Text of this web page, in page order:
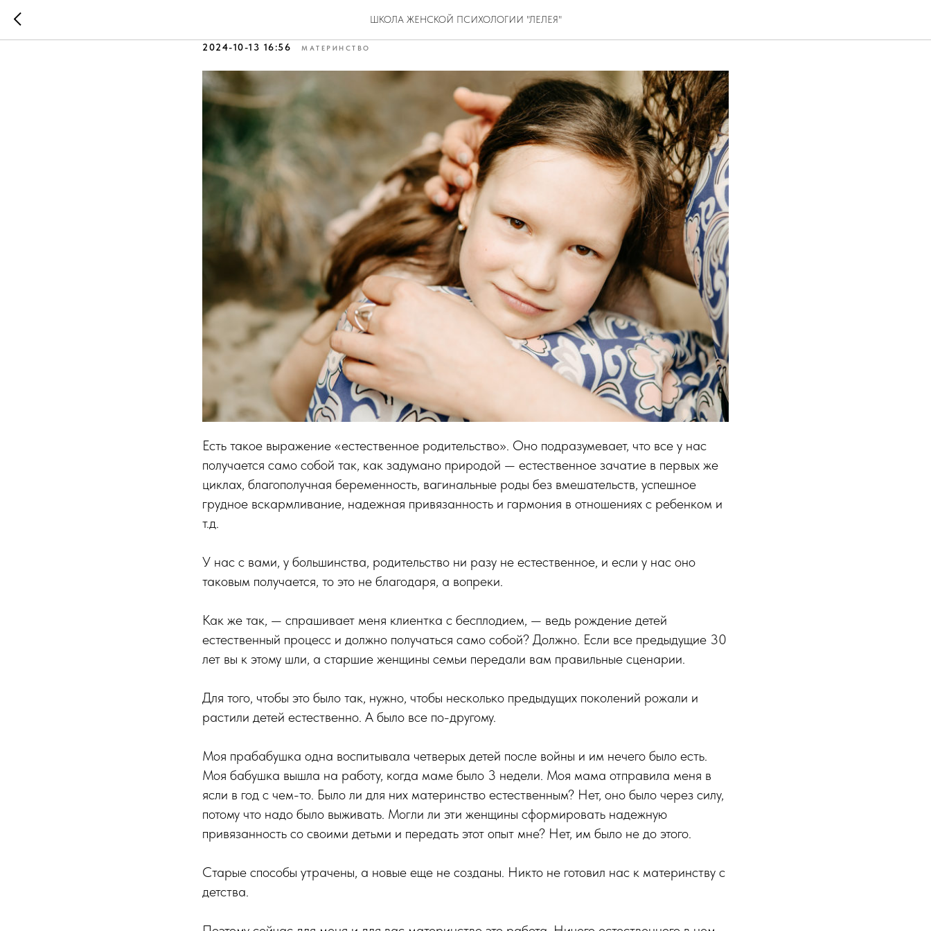
ШКОЛА ЖЕНСКОЙ ПСИХОЛОГИИ "ЛЕЛЕЯ"
Самая трудная работа
2024-10-13 16:56 МАТЕРИНСТВО
Есть такое выражение «естественное родительство». Оно подразумевает, что все у нас
получается само собой так, как задумано природой — естественное зачатие в первых же
циклах, благополучная беременность, вагинальные роды без вмешательств, успешное
грудное вскармливание, надежная привязанность и гармония в отношениях с ребенком и
т.д.
У нас с вами, у большинства, родительство ни разу не естественное, и если у нас оно
таковым получается, то это не благодаря, а вопреки.
Как же так, — спрашивает меня клиентка с бесплодием, — ведь рождение детей
естественный процесс и должно получаться само собой? Должно. Если все предыдущие 30
лет вы к этому шли, а старшие женщины семьи передали вам правильные сценарии.
Для того, чтобы это было так, нужно, чтобы несколько предыдущих поколений рожали и
растили детей естественно. А было все по-другому.
Моя прабабушка одна воспитывала четверых детей после войны и им нечего было есть.
Моя бабушка вышла на работу, когда маме было 3 недели. Моя мама отправила меня в
ясли в год с чем-то. Было ли для них материнство естественным? Нет, оно было через силу,
потому что надо было выживать. Могли ли эти женщины сформировать надежную
привязанность со своими детьми и передать этот опыт мне? Нет, им было не до этого.
Старые способы утрачены, а новые еще не созданы. Никто не готовил нас к материнству с
детства.